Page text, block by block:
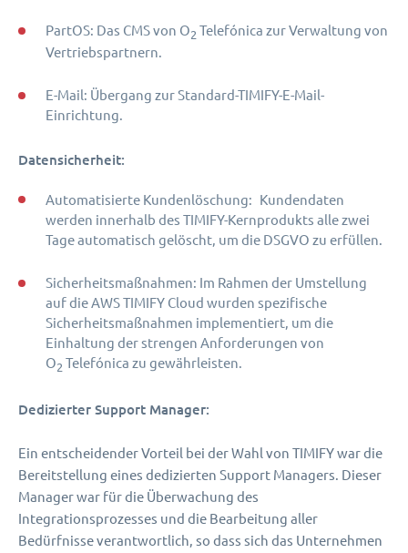
PartOS: Das CMS von O2 Telefónica zur Verwaltung von
Vertriebspartnern.
E-Mail: Übergang zur Standard-TIMIFY-E-Mail-
Einrichtung.
Datensicherheit:
Automatisierte Kundenlöschung: Kundendaten
werden innerhalb des TIMIFY-Kernprodukts alle zwei
Tage automatisch gelöscht, um die DSGVO zu erfüllen.
Sicherheitsmaßnahmen: Im Rahmen der Umstellung
auf die AWS TIMIFY Cloud wurden spezifische
Sicherheitsmaßnahmen implementiert, um die
Einhaltung der strengen Anforderungen von
O2 Telefónica zu gewährleisten.
Dedizierter Support Manager:
​​​​​​​Ein entscheidender Vorteil bei der Wahl von TIMIFY war die
Bereitstellung eines dedizierten Support Managers. Dieser
Manager war für die Überwachung des
Integrationsprozesses und die Bearbeitung aller
Bedürfnisse verantwortlich, so dass sich das Unternehmen